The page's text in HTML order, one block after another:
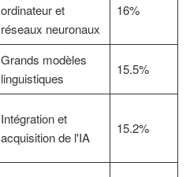
ordinateur et
réseaux neuronaux
16%
Grands modèles
linguistiques
15.5%
Intégration et
acquisition de l'IA
15.2%